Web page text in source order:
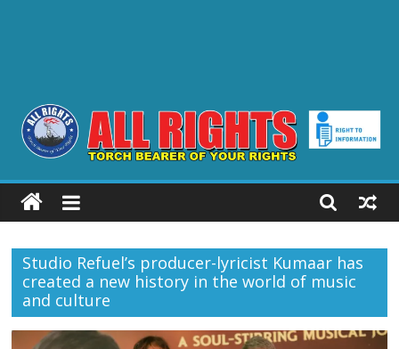
ALL
RIGHTS
Torch
Bearer
of
your
Studio Refuel’s producer-lyricist Kumaar has
created a new history in the world of music
and culture